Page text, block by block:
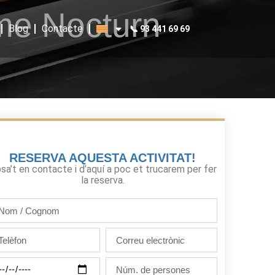
Blog Contacte 📞 93 441 69 69
Nocturn
RESERVA AQUESTA ACTIVITAT!
en contacte i d’aquí a poc et trucarem per fer
la reserva.
electrònic